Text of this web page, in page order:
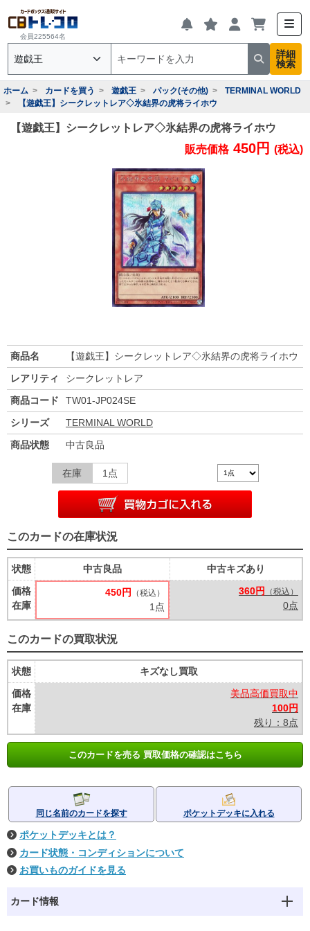
会員225564名
詳細
検索
ホーム カードを買う 遊戯王 パック(その他)
TERMINAL WORLD
【遊戯王】シークレットレア◇氷結界の虎将ライホウ
【遊戯王】シークレットレア◇氷結界の虎将ライホウ
販売価格 450円 (税込)
商品名
【遊戯王】シークレットレア◇氷結界の虎将ライホウ
レアリティ
シークレットレア
商品コード
TW01-JP024SE
シリーズ
TERMINAL WORLD
商品状態
中古良品
在庫 1点
このカードの在庫状況
状態
価格
在庫
中古良品
450円 （税込）
1点
中古キズあり
360円
（税込）
0点
このカードの買取状況
状態
価格
在庫
キズなし買取
美品高価買取中
100円
残り：8点
このカードを売る 買取価格の確認はこちら
同じ名前のカードを探す ポケットデッキに入れる
ポケットデッキとは？
カード状態・コンディションについて
お買いものガイドを見る
カード情報